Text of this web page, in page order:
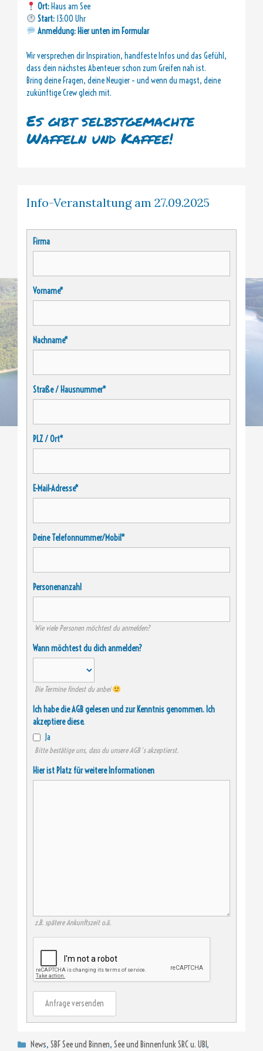
Ort:Haus am See
Start:13:00 Uhr
Anmeldung: Hier unten im Formular
Wir versprechen dir Inspiration, handfeste Infos und das Gefühl,
dass dein nächstes Abenteuer schon zum Greifen nah ist.
Bring deine Fragen, deine Neugier – und wenn du magst, deine
zukünftige Crew gleich mit.
Es gibt selbstgemachte
Waffeln und Kaffee!
Info-Veranstaltung am 27.09.2025
Firma
Vorname*
Nachname*
Straße / Hausnummer*
PLZ / Ort*
E-Mail-Adresse*
Deine Telefonnummer/Mobil*
Personenanzahl
Wie viele Personen möchtest du anmelden?
Wann möchtest du dich anmelden?
Die Termine findest du anbei
Ich habe die AGB gelesen und zur Kenntnis genommen. Ich
akzeptiere diese.
Ja
Bitte bestätige uns, dass du unsere AGB´s akzeptierst.
Hier ist Platz für weitere Informationen
z.B. spätere Ankunftszeit o.ä.
Anfrage versenden
Kategorien
News,SBF See und Binnen,See und Binnenfunk SRC u. UBI ,